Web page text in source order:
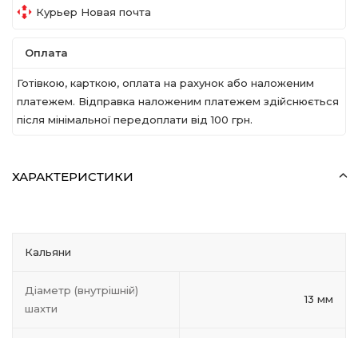
Курьер Новая почта
Оплата
Готівкою, карткою, оплата на рахунок або наложеним
платежем. Відправка наложеним платежем здійснюється
після мінімальної передоплати вiд 100 грн.
ХАРАКТЕРИСТИКИ
Кальяни
Діаметр (внутрішній)
шахти
13 мм